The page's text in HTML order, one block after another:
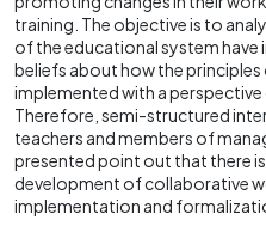
training. The objective is to
of the educational system have
beliefs about how the
implemented with a
Therefore, semi-structured
teachers and members of
presented point out that there
development of collaborative
implementation and